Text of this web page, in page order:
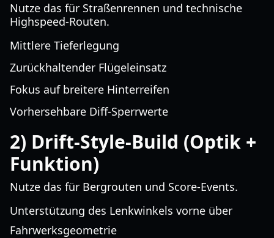
Nutze das für Straßenrennen und technische
Highspeed-Routen.
Mittlere Tieferlegung
Zurückhaltender Flügeleinsatz
Fokus auf breitere Hinterreifen
Vorhersehbare Diff-Sperrwerte
2) Drift-Style-Build (Optik +
Funktion)
Nutze das für Bergrouten und Score-Events.
Unterstützung des Lenkwinkels vorne über
Fahrwerksgeometrie